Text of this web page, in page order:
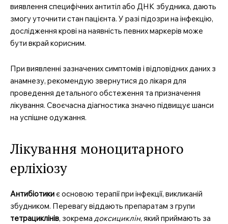
виявлення специфічних антитіл або ДНК збудника, дають
змогу уточнити стан пацієнта. У разі підозри на інфекцію,
дослідження крові на наявність певних маркерів може
бути вкрай корисним.
При виявленні зазначених симптомів і відповідних даних з
анамнезу, рекомендую звернутися до лікаря для
проведення детального обстеження та призначення
лікування. Своєчасна діагностика значно підвищує шанси
на успішне одужання.
Лікування моноцитарного
ерліхіозу
Антибіотики є основою терапії при інфекції, викликаній
збудником. Перевагу віддають препаратам з групи
тетрациклінів, зокрема доксициклін, який приймають за